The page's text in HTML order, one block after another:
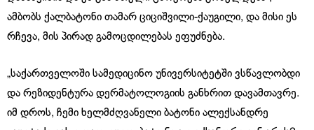
ამბობს ქალბატონი თამარ ციციშვილი-ქაუგილი, და მისი ეს
რჩევა, მის პირად გამოცდილებას ეფუძნება.
„საქართველოში სამედიცინო უნივერსიტეტში ვსწავლობდი
და რეზიდენტურა დერმატოლოგიის განხრით დავამთავრე.
იმ დროს, ჩემი ხელმძღვანელი ბატონი ალექსანდრე